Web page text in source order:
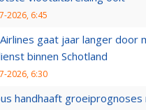
2026, 6:45
gaat jaar langer door
binnen Schotland
2026, 6:30
handhaaft groeiprognoses